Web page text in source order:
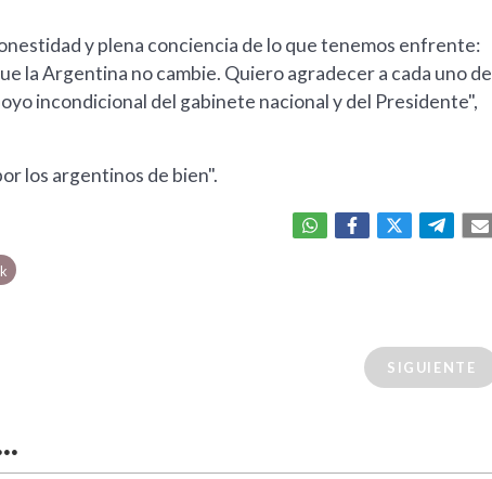
y plena conciencia de lo que tenemos enfrente:
la Argentina no cambie. Quiero agradecer a cada uno de
incondicional del gabinete nacional y del Presidente",
los argentinos de bien".
SIGUIENTE